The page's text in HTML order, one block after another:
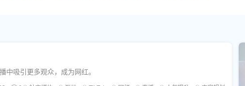
吸引更多观众，成为网红。